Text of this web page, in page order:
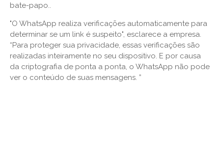
bate-papo..
"O WhatsApp realiza verificações automaticamente para
determinar se um link é suspeito", esclarece a empresa.
“Para proteger sua privacidade, essas verificações são
realizadas inteiramente no seu dispositivo. E por causa
da criptografia de ponta a ponta, o WhatsApp não pode
ver o conteúdo de suas mensagens. ”